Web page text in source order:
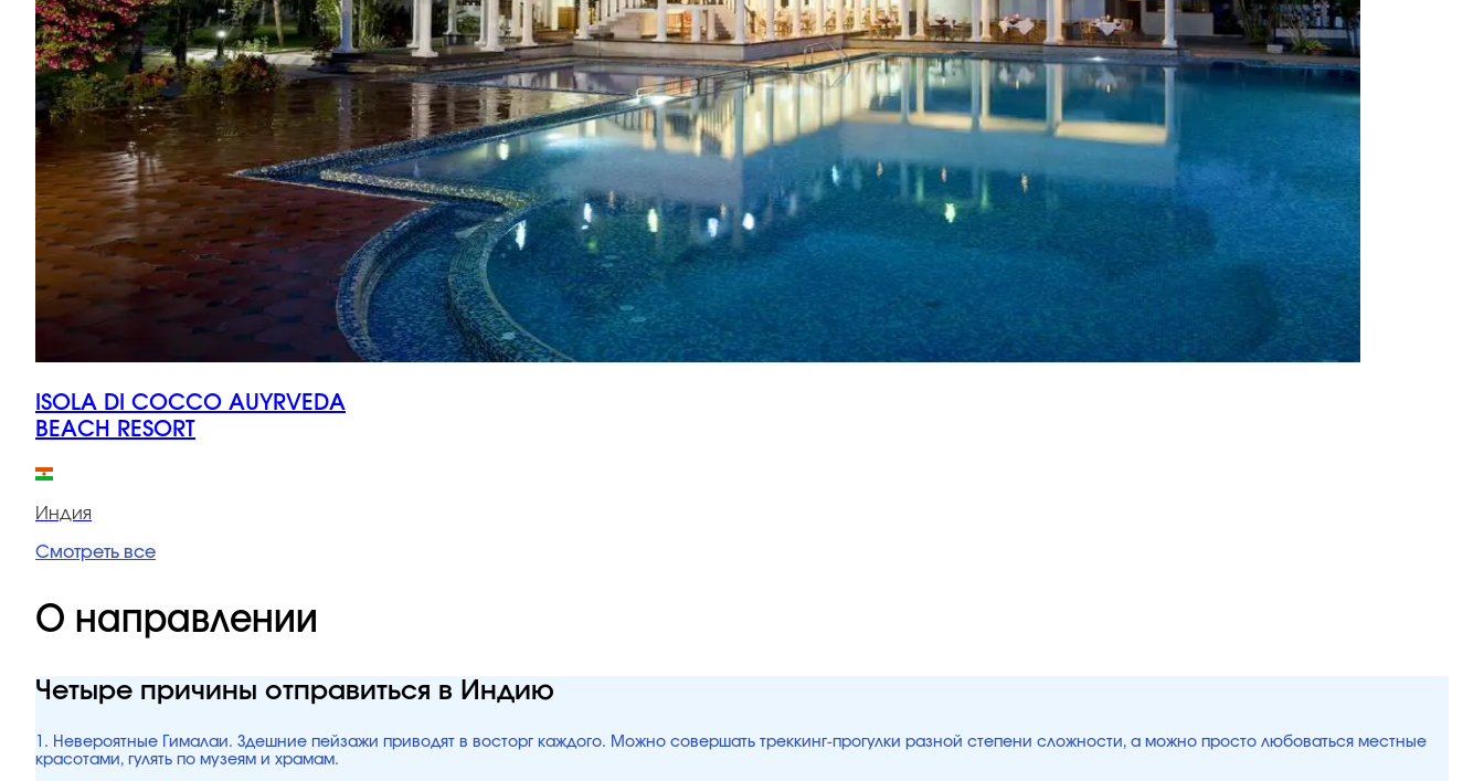
ISOLA DI COCCO AUYRVEDA
BEACH RESORT
Индия
Смотреть все
О направлении
Четыре причины отправиться в Индию
1. Невероятные Гималаи. Здешние пейзажи приводят в восторг каждого. Можно совершать треккинг-прогулки разной степени сложности, а можно просто любоваться местные
красотами, гулять по музеям и храмам.